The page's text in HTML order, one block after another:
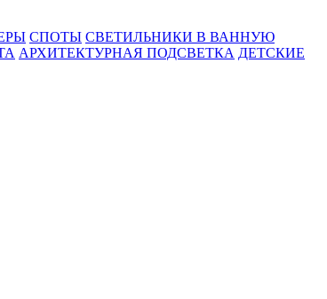
СПОТЫ СВЕТИЛЬНИКИ В ВАННУЮ
АРХИТЕКТУРНАЯ ПОДСВЕТКА ДЕТСКИЕ